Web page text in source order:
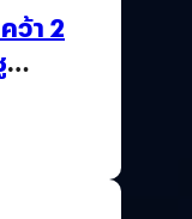
ว้า 2